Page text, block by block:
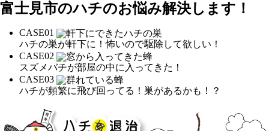
富士見市のハチのお悩み解決します！
CASE01
ハチの巣が軒下に！怖いので駆除して欲しい！
CASE02
スズメバチが部屋の中に入ってきた！
CASE03
ハチが頻繁に飛び回ってる！巣があるかも！？